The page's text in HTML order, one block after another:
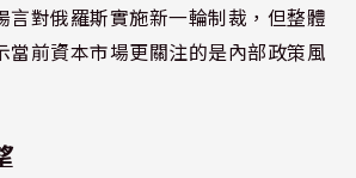
言對俄羅斯實施新一輪制裁，但整體
當前資本市場更關注的是內部政策風